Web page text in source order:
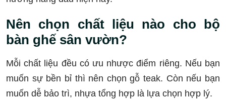
Nên chọn chất liệu nào cho bộ
bàn ghế sân vườn?
Mỗi chất liệu đều có ưu nhược điểm riêng. Nếu bạn
muốn sự bền bỉ thì nên chọn gỗ teak. Còn nếu bạn
muốn dễ bảo trì, nhựa tổng hợp là lựa chọn hợp lý.